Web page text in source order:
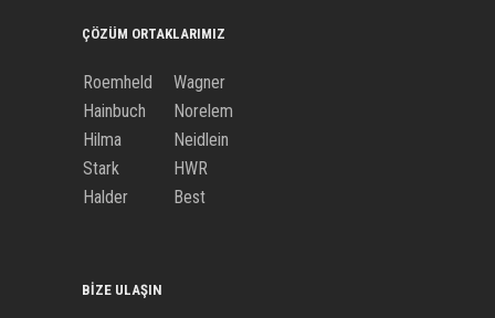
ÇÖZÜM ORTAKLARIMIZ
Roemheld
Wagner
Hainbuch
Norelem
Hilma
Neidlein
Stark
HWR
Halder
Best
BIZE ULAŞIN